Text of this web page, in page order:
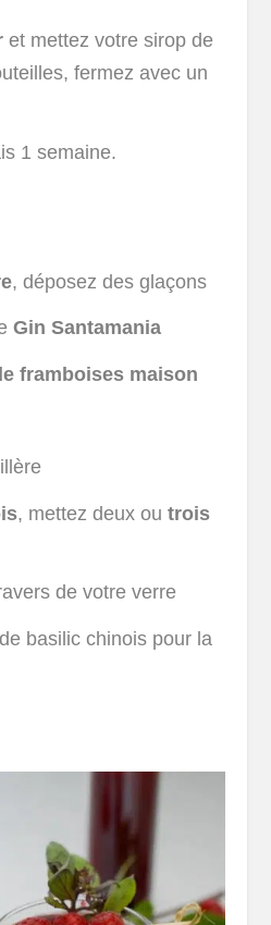
et mettez votre sirop de
fermez avec un
1 semaine.
, déposez des glaçons
Gin Santamania
framboises maison
, mettez deux ou trois
de votre verre
basilic chinois pour la